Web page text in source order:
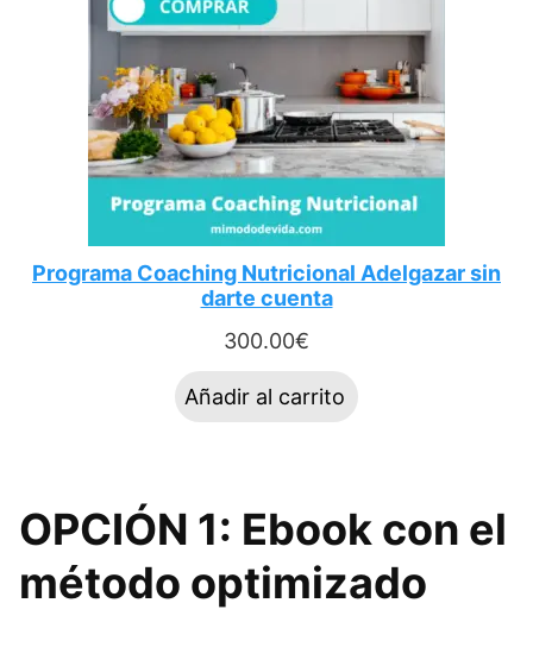
Programa Coaching Nutricional Adelgazar sin
darte cuenta
300.00€
Añadir al carrito
OPCIÓN 1: Ebook con el
método optimizado